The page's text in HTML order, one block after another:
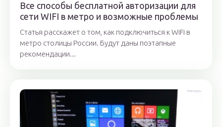
Все способы бесплатной авторизации для
сети WIFI в метро и возможные проблемы
Статья расскажет о том, как подключиться к WiFi в
метро столицы России. Будут даны поэтапные
рекомендации...